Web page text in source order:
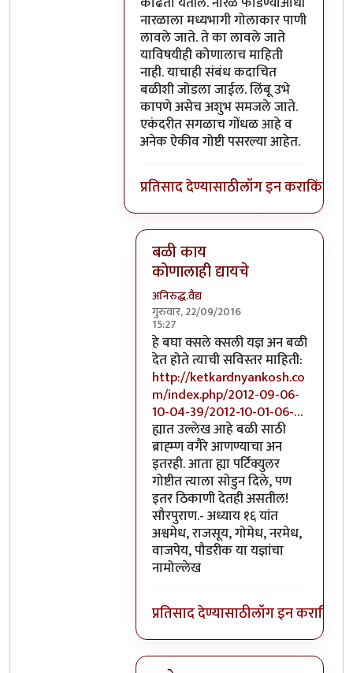
नारळाला मध्यभागी गोलाकार पाणी
लावले जाते. ते का लावले जाते
याविषयीही कोणालाच माहिती
नाही. याचाही संबंध कदाचित
बळीशी जोडला जाईल. लिंबू उभे
कापणे असेच अशुभ समजले जाते.
एकंदरीत सगळाच गोंधळ आहे व
अनेक ऐकीव गोष्टी पसरल्या आहेत.
प्रतिसाद देण्यासाठीलॉग इन कराकिंवा
बळी काय
कोणालाही द्यायचे
अनिरुद्ध.वैद्य
गुरुवार, 22/09/2016
15:27
In reply toपरंतु नारळ फोडणे म्हणजे
हे बघा क्सले क्सली यज्ञ अन बळी
देत होते त्याची सविस्तर माहिती:
http://ketkardnyankosh.co
m/index.php/2012-09-06-
10-04-39/2012-10-01-06-…
ह्यात उल्लेख आहे बळी साठी
ब्राह्म्ण वगैरे आणण्याचा अन
इतरही. आता ह्या पर्टिक्युलर
गोष्टीत त्याला सोडुन दिले, पण
इतर ठिकाणी देतही असतील!
सौरपुराण.- अध्याय १६ यांत
अश्वमेध, राजसूय, गोमेध, नरमेध,
वाजपेय, पौडरीक या यज्ञांचा
नामोल्लेख
प्रतिसाद देण्यासाठीलॉग इन कराकिंवा